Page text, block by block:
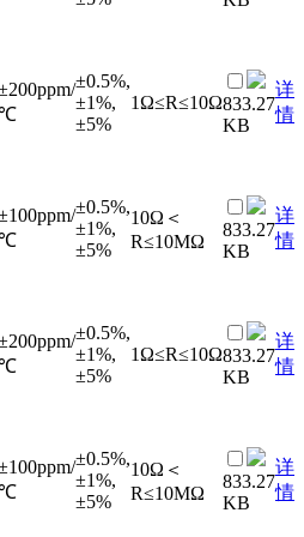
℃
±0.5%,
±1%,
±5%
1Ω≤R≤10Ω833.27
KB
详
情
℃
±0.5%,
±1%,
±5%
10Ω＜
R≤10MΩ
833.27
KB
详
情
℃
±0.5%,
±1%,
±5%
1Ω≤R≤10Ω833.27
KB
详
情
℃
±0.5%,
±1%,
±5%
10Ω＜
R≤10MΩ
833.27
KB
详
情